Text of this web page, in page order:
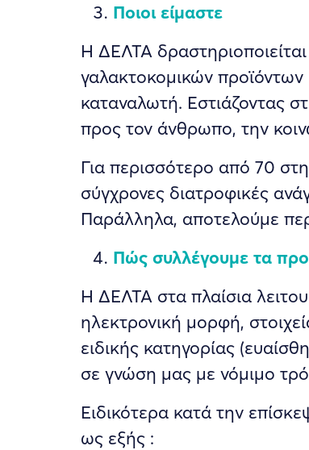
Ποιοι είμαστε
Η ΔΕΛΤΑ
γαλακτοκομικών
καταναλωτή. Εστιάζοντας
προς τον άνθρωπο, την
Για περισσότερο από 70
σύγχρονες διατροφικές
Παράλληλα, αποτελούμε
Πώς συλλέγουμε τα
Η ΔΕΛΤΑ στα πλαίσια
ηλεκτρονική μορφή,
ειδικής κατηγορίας
σε γνώση μας με νόμιμο
Ειδικότερα κατά την
ως εξής :